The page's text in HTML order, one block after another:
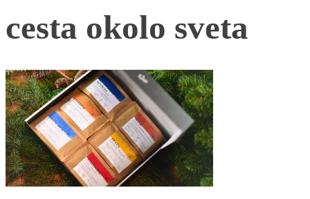
cesta okolo sveta